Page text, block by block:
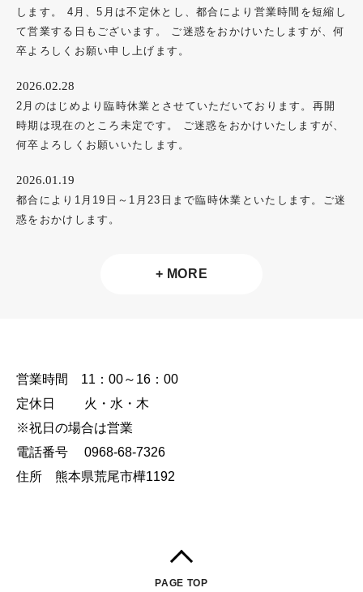
します。 4月、5月は不定休とし、都合により営業時間を短縮し
て営業する日もございます。 ご迷惑をおかけいたしますが、何
卒よろしくお願い申し上げます。
2026.02.28
2月のはじめより臨時休業とさせていただいております。再開
時期は現在のところ未定です。 ご迷惑をおかけいたしますが、
何卒よろしくお願いいたします。
2026.01.19
都合により1月19日～1月23日まで臨時休業といたします。ご迷
惑をおかけします。
+ MORE
営業時間 11：00～16：00
定休日 火・水・木
※祝日の場合は営業
電話番号 0968-68-7326
住所 熊本県荒尾市樺1192
PAGE TOP